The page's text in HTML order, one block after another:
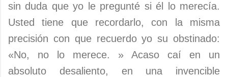
sin duda que yo le pregunté si él lo merecía.
Usted tiene que recordarlo, con la misma
precisión con que recuerdo yo su obstinado:
«No, no lo merece. » Acaso caí en un
absoluto desaliento, en una invencible